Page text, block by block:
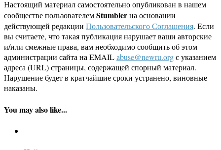
Настоящий материал самостоятельно опубликован в нашем
сообществе пользователемStumblerна основании
действующей редакции Пользовательского Соглашения. Если
вы считаете, что такая публикация нарушает ваши авторские
и/или смежные права, вам необходимо сообщить об этом
администрации сайта на EMAILabuse@newru.orgс указанием
адреса (URL) страницы, содержащей спорный материал.
Нарушение будет в кратчайшие сроки устранено, виновные
наказаны.
You may also like...